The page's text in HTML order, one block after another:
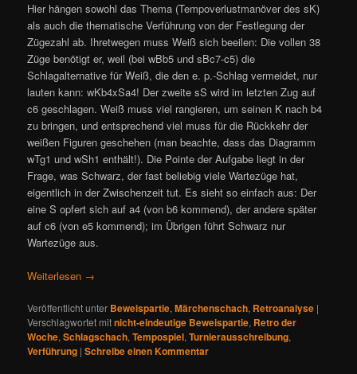
Hier hängen sowohl das Thema (Tempoverlustmanöver des sK)
als auch die thematische Verführung von der Festlegung der
Zügezahl ab. Ihretwegen muss Weiß sich beeilen: Die vollen 38
Züge benötigt er, weil (bei wBb5 und sBc7-c5) die
Schlagalternative für Weiß, die den e. p.-Schlag vermeidet, nur
lauten kann: wKb4xSa4! Der zweite sS wird im letzten Zug auf
c6 geschlagen. Weiß muss viel rangieren, um seinen K nach b4
zu bringen, und entsprechend viel muss für die Rückkehr der
weißen Figuren geschehen (man beachte, dass das Diagramm
wTg1 und wSh1 enthält!). Die Pointe der Aufgabe liegt in der
Frage, was Schwarz, der fast beliebig viele Wartezüge hat,
eigentlich in der Zwischenzeit tut. Es sieht so einfach aus: Der
eine S opfert sich auf a4 (von b6 kommend), der andere später
auf c6 (von e5 kommend); im Übrigen führt Schwarz nur
Wartezüge aus.
Weiterlesen →
Veröffentlicht unter Beweispartie,Märchenschach, Retroanalyse |
Verschlagwortet mitnicht-eindeutige Beweispartie, Retro der
Woche,Schlagschach,Tempospiel,Turnierausschreibung,
Verführung |Schreibe einen Kommentar